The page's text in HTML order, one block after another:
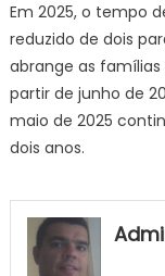
Em 2025, o tempo
reduzido de dois
abrange as
partir de junho de
maio de 2025
dois anos.